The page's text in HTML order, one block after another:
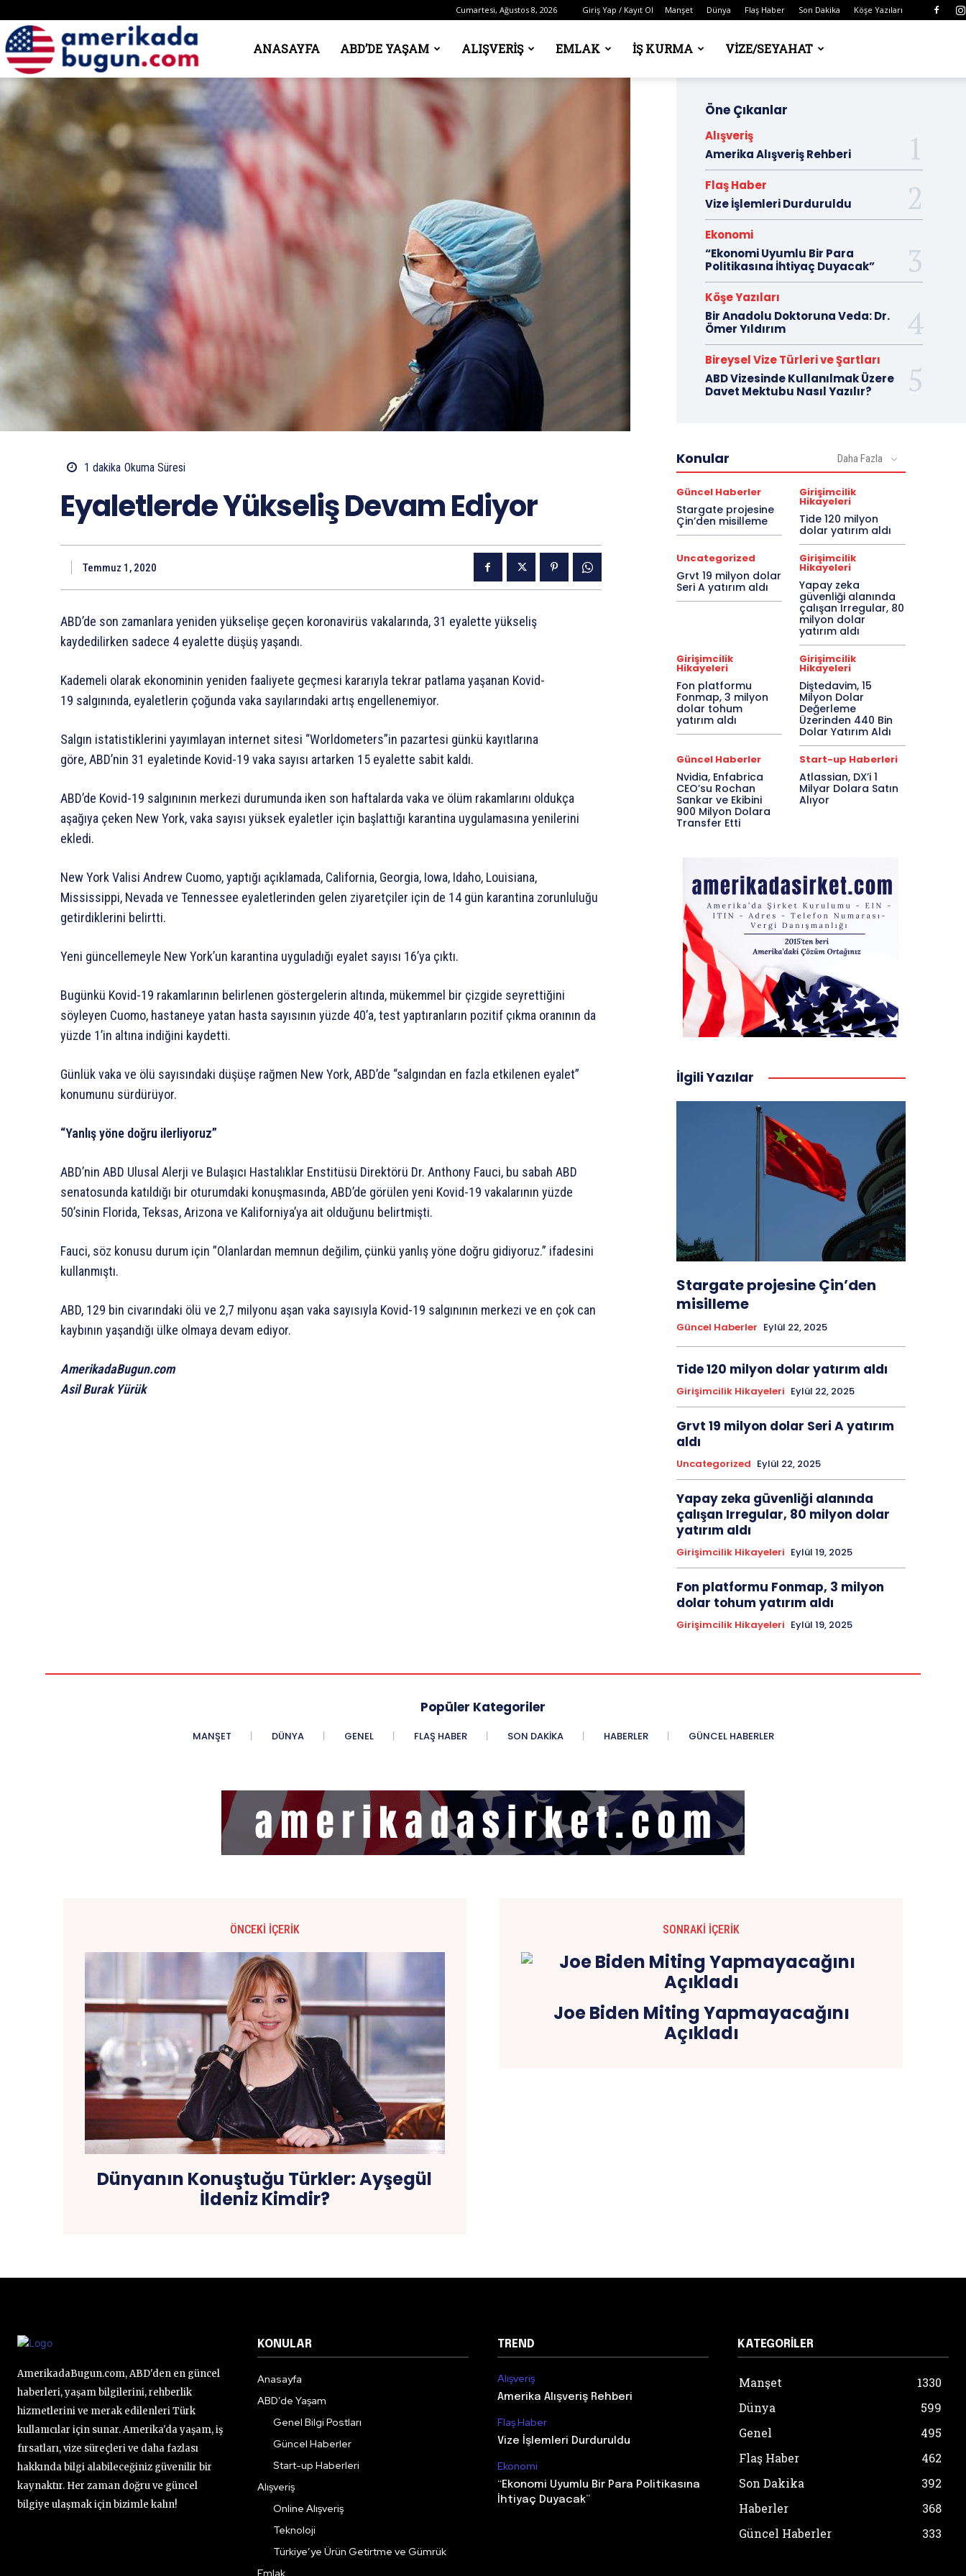
Cumartesi, Ağustos 8, 2026 Giriş Yap / Kayıt Ol Manşet Dünya Flaş Haber Son Dakika Köşe Yazıları
Amerika’daANASAYFA ABD’DE YAŞAM ALIŞVERIŞ EMLAK İŞ KURMA VIZE/SEYAHAT
1 dakika Okuma Süresi
Eyaletlerde Yükseliş Devam Ediyor
Temmuz 1, 2020
ABD’de son zamanlara yeniden yükselişe geçen koronavirüs vakalarında, 31 eyalette yükseliş
kaydedilirken sadece 4 eyalette düşüş yaşandı.
Kademeli olarak ekonominin yeniden faaliyete geçmesi kararıyla tekrar patlama yaşanan Kovid-
19 salgınında, eyaletlerin çoğunda vaka sayılarındaki artış engellenemiyor.
Salgın istatistiklerini yayımlayan internet sitesi “Worldometers”in pazartesi günkü kayıtlarına
göre, ABD’nin 31 eyaletinde Kovid-19 vaka sayısı artarken 15 eyalette sabit kaldı.
ABD’de Kovid-19 salgınının merkezi durumunda iken son haftalarda vaka ve ölüm rakamlarını oldukça
aşağıya çeken New York, vaka sayısı yüksek eyaletler için başlattığı karantina uygulamasına yenilerini
ekledi.
New York Valisi Andrew Cuomo, yaptığı açıklamada, California, Georgia, Iowa, Idaho, Louisiana,
Mississippi, Nevada ve Tennessee eyaletlerinden gelen ziyaretçiler için de 14 gün karantina zorunluluğu
getirdiklerini belirtti.
Yeni güncellemeyle New York’un karantina uyguladığı eyalet sayısı 16’ya çıktı.
Bugünkü Kovid-19 rakamlarının belirlenen göstergelerin altında, mükemmel bir çizgide seyrettiğini
söyleyen Cuomo, hastaneye yatan hasta sayısının yüzde 40’a, test yaptıranların pozitif çıkma oranının da
yüzde 1’in altına indiğini kaydetti.
Günlük vaka ve ölü sayısındaki düşüşe rağmen New York, ABD’de “salgından en fazla etkilenen eyalet”
konumunu sürdürüyor.
“Yanlış yöne doğru ilerliyoruz”
ABD’nin ABD Ulusal Alerji ve Bulaşıcı Hastalıklar Enstitüsü Direktörü Dr. Anthony Fauci, bu sabah ABD
senatosunda katıldığı bir oturumdaki konuşmasında, ABD’de görülen yeni Kovid-19 vakalarının yüzde
50’sinin Florida, Teksas, Arizona ve Kaliforniya’ya ait olduğunu belirtmişti.
Fauci, söz konusu durum için ”Olanlardan memnun değilim, çünkü yanlış yöne doğru gidiyoruz.” ifadesini
kullanmıştı.
ABD, 129 bin civarındaki ölü ve 2,7 milyonu aşan vaka sayısıyla Kovid-19 salgınının merkezi ve en çok can
kaybının yaşandığı ülke olmaya devam ediyor.
AmerikadaBugun.com
Asil Burak Yürük
Öne Çıkanlar
Alışveriş
Amerika Alışveriş Rehberi
Flaş Haber
Vize İşlemleri Durduruldu
Ekonomi
“Ekonomi Uyumlu Bir Para
Politikasına İhtiyaç Duyacak”
Köşe Yazıları
Bir Anadolu Doktoruna Veda: Dr.
Ömer Yıldırım
Bireysel Vize Türleri ve Şartları
ABD Vizesinde Kullanılmak Üzere
Davet Mektubu Nasıl Yazılır?
Konular Daha Fazla
Güncel Haberler
Stargate projesine
Çin’den misilleme
Girişimcilik
Hikayeleri
Tide 120 milyon
dolar yatırım aldı
Uncategorized
Grvt 19 milyon dolar
Seri A yatırım aldı
Girişimcilik
Hikayeleri
Yapay zeka
güvenliği alanında
çalışan Irregular, 80
milyon dolar
yatırım aldı
Girişimcilik
Hikayeleri
Fon platformu
Fonmap, 3 milyon
dolar tohum
yatırım aldı
Girişimcilik
Hikayeleri
Diştedavim, 15
Milyon Dolar
Değerleme
Üzerinden 440 Bin
Dolar Yatırım Aldı
Güncel Haberler
Nvidia, Enfabrica
CEO’su Rochan
Sankar ve Ekibini
900 Milyon Dolara
Transfer Etti
Start-up Haberleri
Atlassian, DX’i 1
Milyar Dolara Satın
Alıyor
İlgili Yazılar
Stargate projesine Çin’den
misilleme
Güncel Haberler Eylül 22, 2025
Tide 120 milyon dolar yatırım aldı
Girişimcilik Hikayeleri Eylül 22, 2025
Grvt 19 milyon dolar Seri A yatırım
aldı
Uncategorized Eylül 22, 2025
Yapay zeka güvenliği alanında
çalışan Irregular, 80 milyon dolar
yatırım aldı
Girişimcilik Hikayeleri Eylül 19, 2025
Fon platformu Fonmap, 3 milyon
dolar tohum yatırım aldı
Girişimcilik Hikayeleri Eylül 19, 2025
Popüler Kategoriler
MANŞET DÜNYA GENEL FLAŞ HABER SON DAKIKA HABERLER GÜNCEL HABERLER
ÖNCEKI İÇERIK
Dünyanın Konuştuğu Türkler: Ayşegül
İldeniz Kimdir?
SONRAKI İÇERIK
Joe Biden Miting Yapmayacağını
Açıkladı
AmerikadaBugun.com, ABD'den en güncel
haberleri, yaşam bilgilerini, rehberlik
hizmetlerini ve merak edilenleri Türk
kullanıcılar için sunar. Amerika'da yaşam, iş
fırsatları, vize süreçleri ve daha fazlası
hakkında bilgi alabileceğiniz güvenilir bir
kaynaktır. Her zaman doğru ve güncel
bilgiye ulaşmak için bizimle kalın!
KONULAR
Anasayfa
ABD’de Yaşam
Genel Bilgi Postları
Güncel Haberler
Start-up Haberleri
Alışveriş
Online Alışveriş
Teknoloji
Türkiye’ye Ürün Getirtme ve Gümrük
Emlak
TREND
Alışveriş
Amerika Alışveriş Rehberi
Flaş Haber
Vize İşlemleri Durduruldu
Ekonomi
“Ekonomi Uyumlu Bir Para Politikasına
İhtiyaç Duyacak”
KATEGORILER
Manşet
1330
Dünya
599
Genel
495
Flaş Haber
462
Son Dakika
392
Haberler
368
Güncel Haberler
333